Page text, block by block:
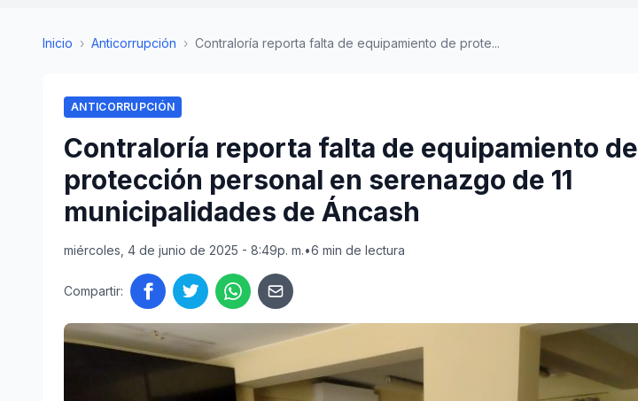
Inicio › Anticorrupción › Contraloría reporta falta de equipamiento de prote...
ANTICORRUPCIÓN
Contraloría reporta falta de equipamiento de
protección personal en serenazgo de 11
municipalidades de Áncash
miércoles, 4 de junio de 2025 - 8:49p. m.•6 min de lectura
Compartir: